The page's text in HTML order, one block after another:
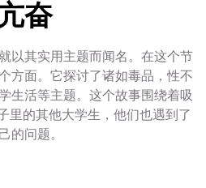
奋
以其实用主题而闻名。在这个节
方面。它探讨了诸如毒品，性不
生活等主题。这个故事围绕着吸
里的其他大学生，他们也遇到了
的问题。